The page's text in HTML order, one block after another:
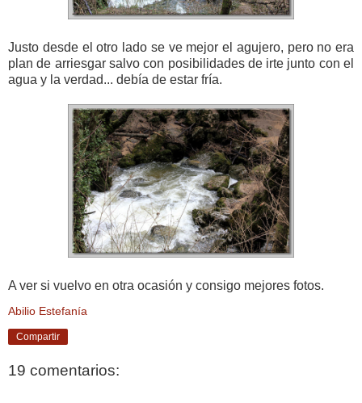
Justo desde el otro lado se ve mejor el agujero, pero no era
plan de arriesgar salvo con posibilidades de irte junto con el
agua y la verdad... debía de estar fría.
A ver si vuelvo en otra ocasión y consigo mejores fotos.
Abilio Estefanía
Compartir
19 comentarios: